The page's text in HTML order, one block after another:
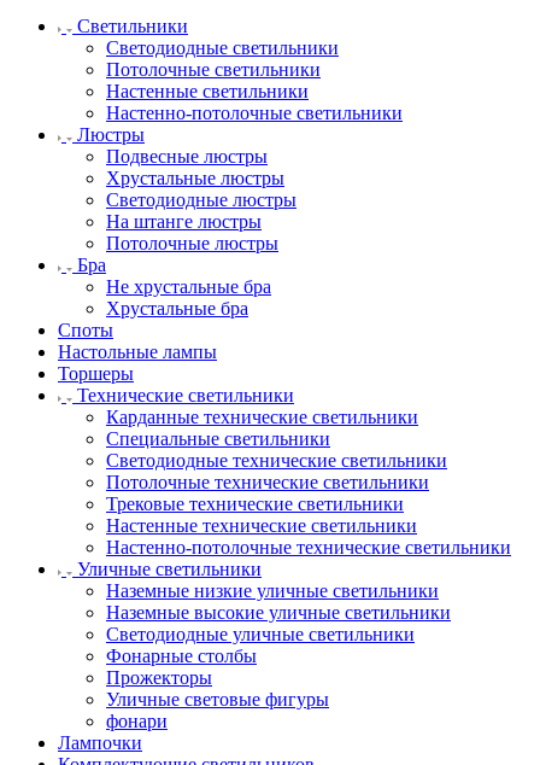
Светильники
Светодиодные светильники
Потолочные светильники
Настенные светильники
Настенно-потолочные светильники
Люстры
Подвесные люстры
Хрустальные люстры
Светодиодные люстры
На штанге люстры
Потолочные люстры
Бра
Не хрустальные бра
Хрустальные бра
Споты
Настольные лампы
Торшеры
Технические светильники
Карданные технические светильники
Специальные светильники
Светодиодные технические светильники
Потолочные технические светильники
Трековые технические светильники
Настенные технические светильники
Настенно-потолочные технические светильники
Уличные светильники
Наземные низкие уличные светильники
Наземные высокие уличные светильники
Светодиодные уличные светильники
Фонарные столбы
Прожекторы
Уличные световые фигуры
фонари
Лампочки